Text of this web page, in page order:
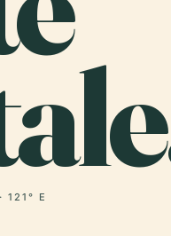
121° E